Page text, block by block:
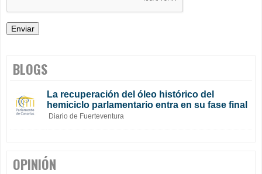
BLOGS
La recuperación del óleo histórico del
hemiciclo parlamentario entra en su fase final
Diario de Fuerteventura
OPINIÓN